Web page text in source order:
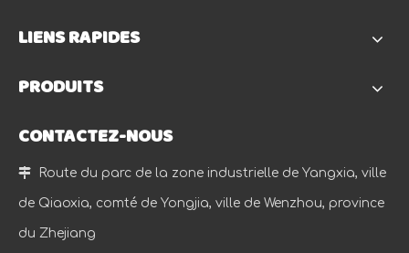
LIENS RAPIDES
PRODUITS
CONTACTEZ-NOUS
 Route du parc de la zone industrielle de Yangxia, ville
de Qiaoxia, comté de Yongjia, ville de Wenzhou, province
du Zhejiang